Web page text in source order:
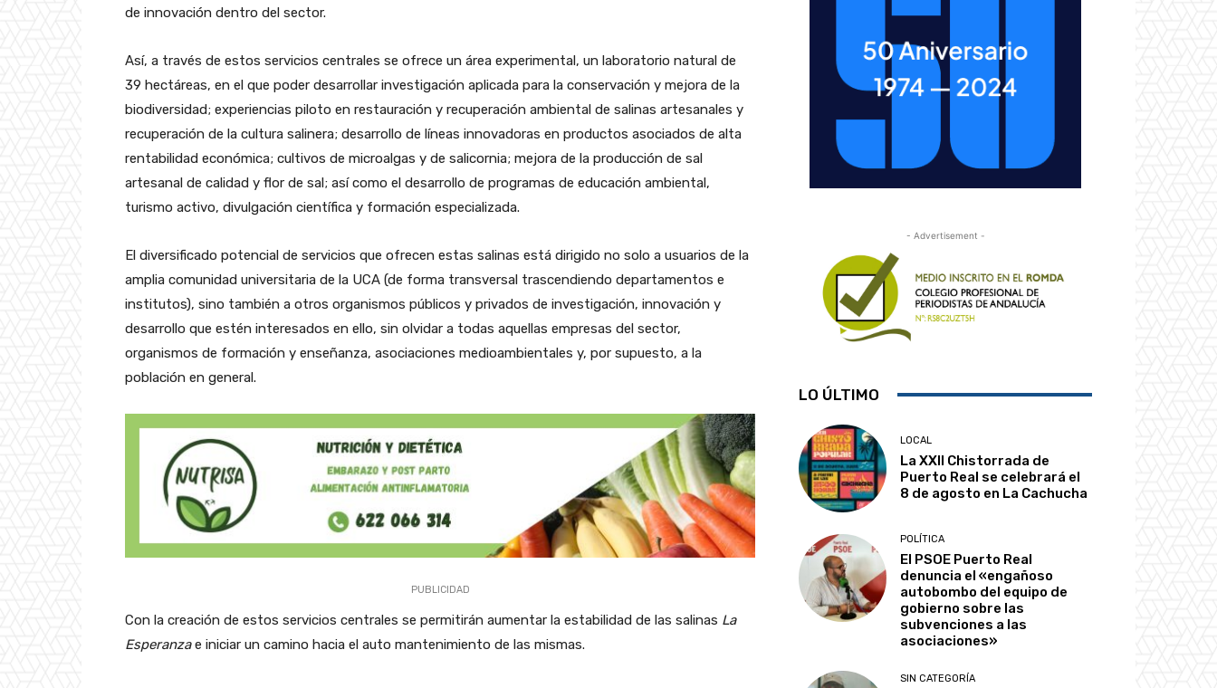
de innovación dentro del sector.
Así, a través de estos servicios centrales se ofrece un área experimental, un laboratorio natural de
39 hectáreas, en el que poder desarrollar investigación aplicada para la conservación y mejora de la
biodiversidad; experiencias piloto en restauración y recuperación ambiental de salinas artesanales y
recuperación de la cultura salinera; desarrollo de líneas innovadoras en productos asociados de alta
rentabilidad económica; cultivos de microalgas y de salicornia; mejora de la producción de sal
artesanal de calidad y flor de sal; así como el desarrollo de programas de educación ambiental,
turismo activo, divulgación científica y formación especializada.
El diversificado potencial de servicios que ofrecen estas salinas está dirigido no solo a usuarios de la
amplia comunidad universitaria de la UCA (de forma transversal trascendiendo departamentos e
institutos), sino también a otros organismos públicos y privados de investigación, innovación y
desarrollo que estén interesados en ello, sin olvidar a todas aquellas empresas del sector,
organismos de formación y enseñanza, asociaciones medioambientales y, por supuesto, a la
población en general.
PUBLICIDAD
Con la creación de estos servicios centrales se permitirán aumentar la estabilidad de las salinas La
Esperanzae iniciar un camino hacia el auto mantenimiento de las mismas.
- Advertisement -
LO ÚLTIMO
LOCAL
La XXII Chistorrada de
Puerto Real se celebrará el
8 de agosto en La Cachucha
POLÍTICA
El PSOE Puerto Real
denuncia el «engañoso
autobombo del equipo de
gobierno sobre las
subvenciones a las
asociaciones»
SIN CATEGORÍA